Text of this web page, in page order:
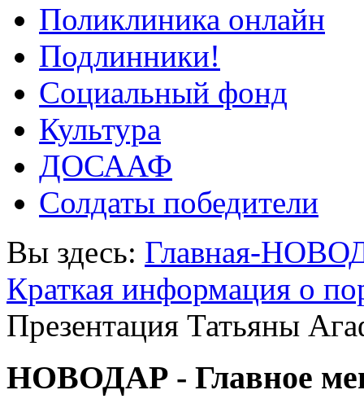
Поликлиника онлайн
Подлинники!
Социальный фонд
Культура
ДОСААФ
Солдаты победители
Вы здесь: Главная-
Краткая информация о
Презентация Татьяны
НОВОДАР - Главное